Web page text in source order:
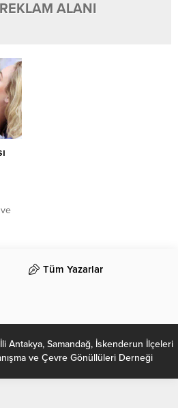
ALANI
Tüm Yazarlar
Antakya, Samandağ, İskenderun İlçeleri
ve Çevre Gönüllüleri Derneği